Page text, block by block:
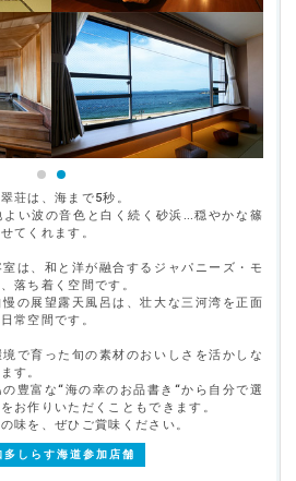
荘は、海まで5秒。
い波の音色と白く続く砂浜…穏やかな篠
てくれます。
は、和と洋が融合するジャパニーズ・モ
落ち着く空間です。
の展望露天風呂は、壮大な三河湾を正面
常空間です。
で育った旬の素材のおいしさを活かしな
す。
豊富な“海の幸のお品書き“から自分で選
お作りいただくこともできます。
味を、ぜひご賞味ください。
多しらす海道参加店舗